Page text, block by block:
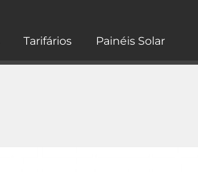
Tarifários Painéis Solar